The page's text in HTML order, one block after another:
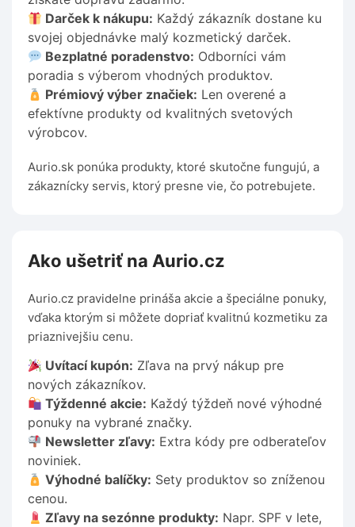
Darček k nákupu: Každý zákazník dostane ku
svojej objednávke malý kozmetický darček.
Bezplatné poradenstvo: Odborníci vám
poradia s výberom vhodných produktov.
Prémiový výber značiek: Len overené a
efektívne produkty od kvalitných svetových
výrobcov.
Aurio.sk ponúka produkty, ktoré skutočne fungujú, a
zákaznícky servis, ktorý presne vie, čo potrebujete.
Ako ušetriť na Aurio.cz
Aurio.cz pravidelne prináša akcie a špeciálne ponuky,
vďaka ktorým si môžete dopriať kvalitnú kozmetiku za
priaznivejšiu cenu.
Uvítací kupón: Zľava na prvý nákup pre
nových zákazníkov.
Týždenné akcie: Každý týždeň nové výhodné
ponuky na vybrané značky.
Newsletter zľavy: Extra kódy pre odberateľov
noviniek.
Výhodné balíčky: Sety produktov so zníženou
cenou.
Zľavy na sezónne produkty: Napr. SPF v lete,